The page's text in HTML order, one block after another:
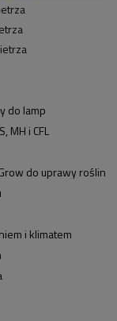
do lamp
MH i CFL
do uprawy roślin
i klimatem